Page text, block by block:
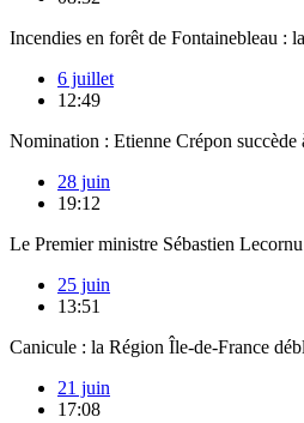
Incendies en forêt de Fontainebleau :
6 juillet
12:49
Nomination : Etienne Crépon succède
28 juin
19:12
Le Premier ministre Sébastien Lecornu
25 juin
13:51
Canicule : la Région Île-de-France
21 juin
17:08